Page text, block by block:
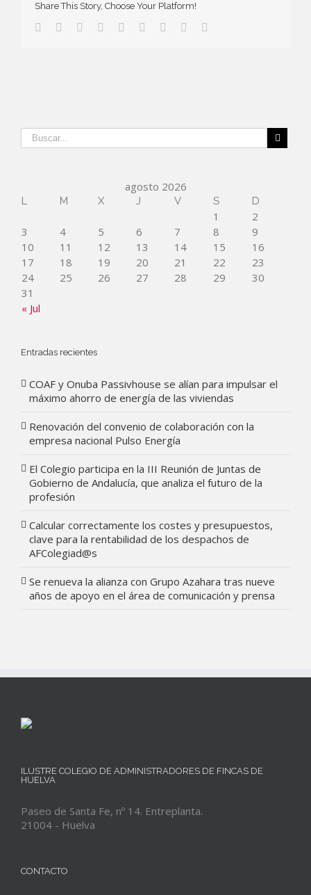
Share This Story, Choose Your Platform!
agosto 2026
L M X J V S D
« Jul
1
2
3
4 5 6 7 8
9
10
11 12 13 14 15
16
17
18 19 20 21 22
23
24
25 26 27 28 29
30
31
Entradas recientes
COAF y Onuba Passivhouse se alían para impulsar el
máximo ahorro de energía de las viviendas
Renovación del convenio de colaboración con la
empresa nacional Pulso Energía
El Colegio participa en la III Reunión de Juntas de
Gobierno de Andalucía, que analiza el futuro de la
profesión
Calcular correctamente los costes y presupuestos,
clave para la rentabilidad de los despachos de
AFColegiad@s
Se renueva la alianza con Grupo Azahara tras nueve
años de apoyo en el área de comunicación y prensa
ILUSTRE COLEGIO DE ADMINISTRADORES DE FINCAS DE
HUELVA
Paseo de Santa Fe, nº 14. Entreplanta.
21004 - Huelva
CONTACTO